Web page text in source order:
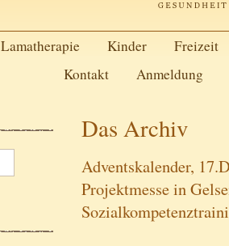
Lamatherapie Kinder
Freizeit
Kontakt
Anmeldung
Das Archiv
Adventskalender,
Projektmesse in